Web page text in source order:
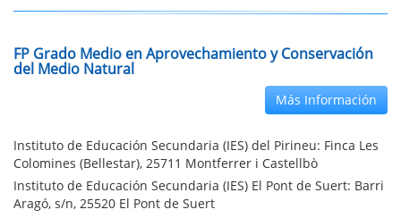
FP Grado Medio en Aprovechamiento y Conservación
del Medio Natural
Más Información
Instituto de Educación Secundaria (IES) del Pirineu: Finca Les
Colomines (Bellestar), 25711 Montferrer i Castellbò
Instituto de Educación Secundaria (IES) El Pont de Suert: Barri
Aragó, s/n, 25520 El Pont de Suert